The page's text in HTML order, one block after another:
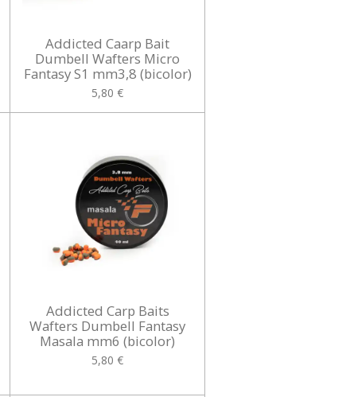
Addicted Caarp Bait
Dumbell Wafters Micro
Fantasy S1 mm3,8 (bicolor)
5,80 €
Addicted Carp Baits
Wafters Dumbell Fantasy
Masala mm6 (bicolor)
5,80 €